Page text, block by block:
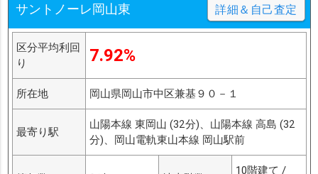
サントノーレ岡山東 詳細＆自己査定
区分平均利回
り
7.92%
所在地 岡山県岡山市中区兼基９０－１
最寄り駅
山陽本線 東岡山 (32分)、山陽本線 高島 (32
分)、岡山電軌東山本線 岡山駅前
10階建て /